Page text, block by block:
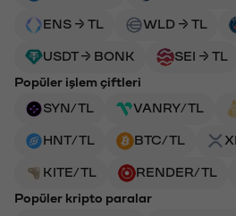
ENS → TL WLD → TL
USDT → BONK
SEI → TL
Popüler işlem çiftleri
SYN/TL
VANRY/TL
HNT/TL BTC/TL
KITE/TL RENDER/TL
Popüler kripto paralar